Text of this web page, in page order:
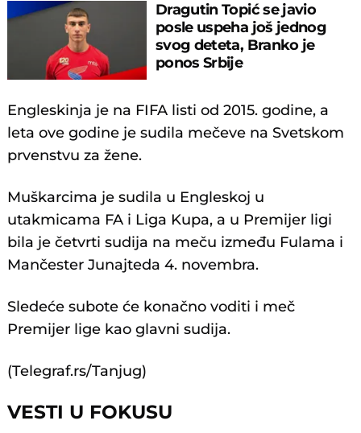
Dragutin Topić se javio
posle uspeha još jednog
svog deteta, Branko je
ponos Srbije
Engleskinja je na FIFA listi od 2015. godine, a
leta ove godine je sudila mečeve na Svetskom
prvenstvu za žene.
Muškarcima je sudila u Engleskoj u
utakmicama FA i Liga Kupa, a u Premijer ligi
bila je četvrti sudija na meču između Fulama i
Mančester Junajteda 4. novembra.
Sledeće subote će konačno voditi i meč
Premijer lige kao glavni sudija.
(Telegraf.rs/Tanjug)
VESTI U FOKUSU